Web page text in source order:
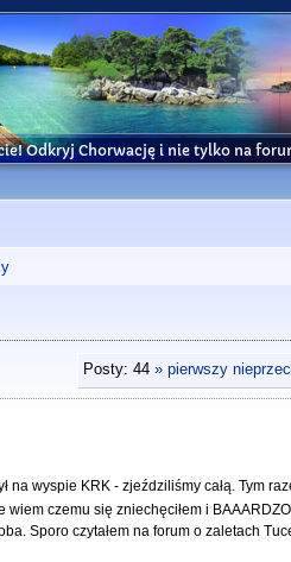
Odkryj Chorwację i nie tylko na
Posty: 44 » pierwszy
na wyspie KRK - zjeździliśmy całą. Tym
wiem czemu się zniechęciłem i
Sporo czytałem na forum o zaletach